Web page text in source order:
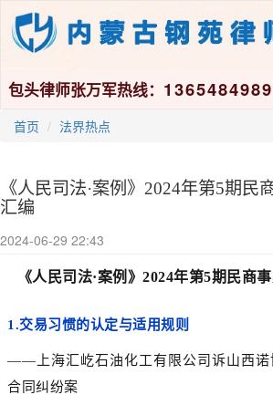
包头律师张万军热线：
首页 法界热点
《人民司法·案例》2024年第5期民
汇编
2024-06-29 22:43
《人民司法·案例》2024年第5期民商
1.交易习惯的认定与适用规则
——上海汇屹石油化工有限公司诉山西诺
合同纠纷案